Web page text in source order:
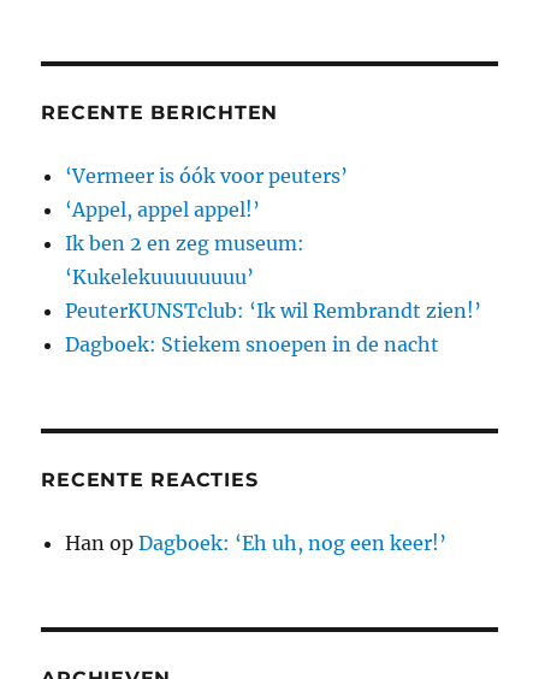
RECENTE BERICHTEN
‘Vermeer is óók voor peuters’
‘Appel, appel appel!’
Ik ben 2 en zeg museum:
‘Kukelekuuuuuuuu’
PeuterKUNSTclub: ‘Ik wil Rembrandt zien!’
Dagboek: Stiekem snoepen in de nacht
RECENTE REACTIES
Han opDagboek: ‘Eh uh, nog een keer!’